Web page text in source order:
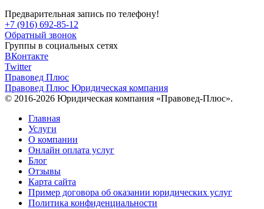
Предварительная запись по телефону!
+7 (916) 692-85-12
Обратный звонок
Группы в социальных сетях
ВКонтакте
Twitter
Правовед Плюс
Правовед Плюс Юридическая компания
© 2016-2026 Юридическая компания «Правовед-Плюс».
Главная
Услуги
О компании
Онлайн оплата услуг
Блог
Отзывы
Карта сайта
Пример договора об оказании юридических услуг
Политика конфиденциальности